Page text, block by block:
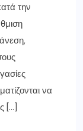
την
να
[…]